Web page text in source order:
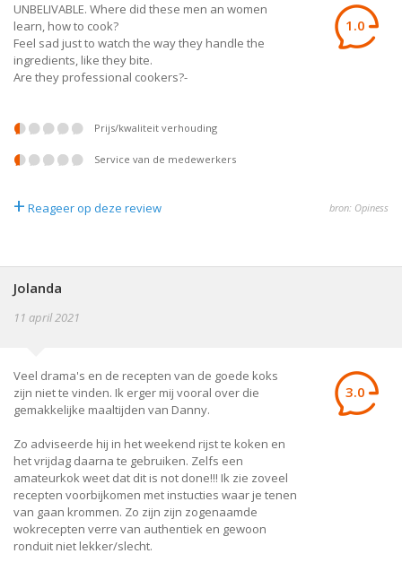
UNBELIVABLE. Where did these men an women
learn, how to cook?
Feel sad just to watch the way they handle the
ingredients, like they bite.
Are they professional cookers?-
1.0
prijs/kwaliteit verhouding
service van de medewerkers
+ Reageer op deze review bron: Opiness
Jolanda
11 april 2021
Veel drama's en de recepten van de goede koks
zijn niet te vinden. Ik erger mij vooral over die
gemakkelijke maaltijden van Danny.
Zo adviseerde hij in het weekend rijst te koken en
het vrijdag daarna te gebruiken. Zelfs een
amateurkok weet dat dit is not done!!! Ik zie zoveel
recepten voorbijkomen met instucties waar je tenen
van gaan krommen. Zo zijn zijn zogenaamde
wokrecepten verre van authentiek en gewoon
ronduit niet lekker/slecht.
3.0